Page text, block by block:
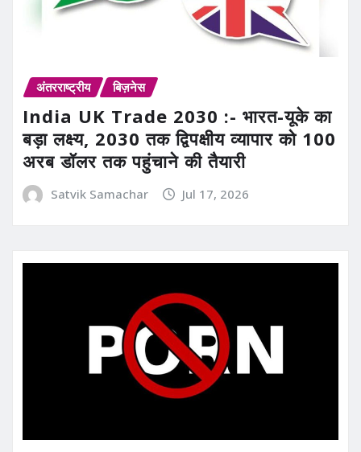
अंतरराष्ट्रीय बिज़नेस
India UK Trade 2030 :- भारत-यूके का
बड़ा लक्ष्य, 2030 तक द्विपक्षीय व्यापार को 100
अरब डॉलर तक पहुंचाने की तैयारी
Satvik Samachar Jul 17, 2026